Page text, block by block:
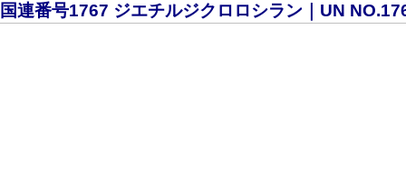
国連番号1767 ジエチルジクロロシラン｜UN